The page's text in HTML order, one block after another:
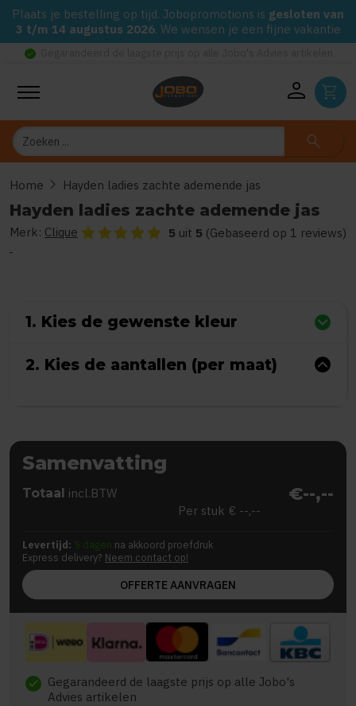
Plaats je bestelling op tijd. Jobopromotions is gesloten van
3 t/m 14 augustus 2026. We wensen je een fijne vakantie
check_circle
person shopping_cart
Zoeken search
Home chevron_right Hayden ladies zachte ademende jas
Hayden ladies zachte ademende jas
Merk: Clique De beoordeling van dit product is5 van de 5
5 uit 5 (Gebaseerd op 1 reviews)
1. Kies de gewenste kleur
2. Kies de aantallen (per maat)
Samenvatting
Totaal incl.BTW €--,--
Per stuk € --,--
Levertijd: 5 dagen na akkoord proefdruk
Express delivery? Neem contact op!
OFFERTE AANVRAGEN
check Gegarandeerd de laagste prijs op alle Jobo's
Advies artikelen